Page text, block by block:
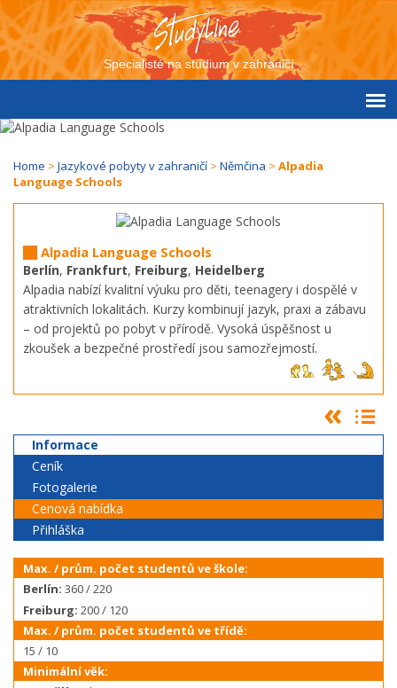
Specialisté na studium v zahraničí
Home > Jazykové pobyty v zahraničí > Němčina > Alpadia
Language Schools
Alpadia Language Schools
Berlín, Frankfurt, Freiburg, Heidelberg
Alpadia nabízí kvalitní výuku pro děti, teenagery i dospělé v
atraktivních lokalitách. Kurzy kombinují jazyk, praxi a zábavu
– od projektů po pobyt v přírodě. Vysoká úspěšnost u
zkoušek a bezpečné prostředí jsou samozřejmostí.
Informace
Ceník
Fotogalerie
Cenová nabídka
Přihláška
Max. / prům. počet studentů ve škole:
Berlín: 360 / 220
Freiburg: 200 / 120
Max. / prům. počet studentů ve třídě:
15 / 10
Minimální věk: